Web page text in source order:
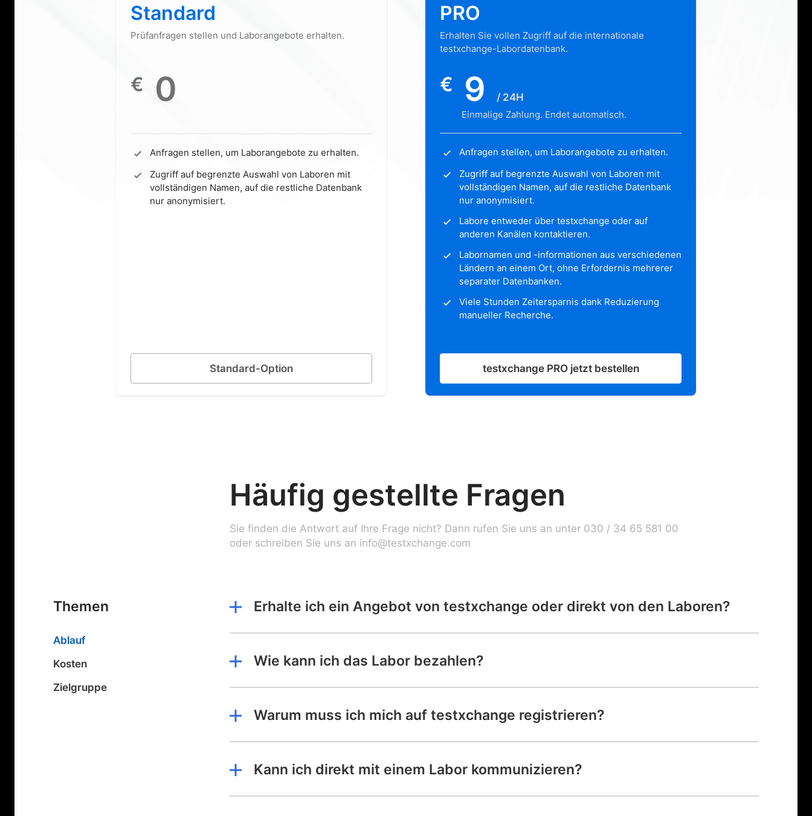
PRO
Erhalten Sie vollen Zugriff auf die internationale
testxchange-Labordatenbank.
€ 9 / 24H
Einmalige Zahlung. Endet automatisch.
Anfragen stellen, um Laborangebote zu erhalten.
Zugriff auf begrenzte Auswahl von Laboren mit
vollständigen Namen, auf die restliche Datenbank
nur anonymisiert.
Labore entweder über testxchange oder auf
anderen Kanälen kontaktieren.
Labornamen und -informationen aus verschiedenen
Ländern an einem Ort, ohne Erfordernis mehrerer
separater Datenbanken.
Viele Stunden Zeitersparnis dank Reduzierung
manueller Recherche.
testxchange PRO jetzt bestellen
Standard
Prüfanfragen stellen und Laborangebote erhalten.
€ 0
Anfragen stellen, um Laborangebote zu erhalten.
Zugriff auf begrenzte Auswahl von Laboren mit
vollständigen Namen, auf die restliche Datenbank
nur anonymisiert.
Standard-Option
Häufig gestellte Fragen
Sie finden die Antwort auf Ihre Frage nicht? Dann rufen Sie uns an unter 030 / 34 65 581 00
oder schreiben Sie uns an info@testxchange.com
Themen
Ablauf
Kosten
Zielgruppe
Erhalte ich ein Angebot von testxchange oder direkt von den Laboren?
Wie kann ich das Labor bezahlen?
Warum muss ich mich auf testxchange registrieren?
Kann ich direkt mit einem Labor kommunizieren?